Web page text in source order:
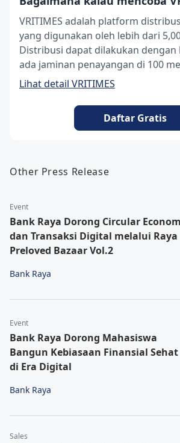
VRITIMES adalah platform
yang digunakan oleh lebih dari
Distribusi dapat dilakukan dengan
ada jaminan penayangan di 100
Lihat detail VRITIMES
Daftar Gratis
Other Press Release
Event
Bank Raya Dorong Circular
dan Transaksi Digital melalui Raya
Preloved Bazaar Vol.2
Bank Raya
Event
Bank Raya Dorong Mahasiswa
Bangun Kebiasaan Finansial Sehat
di Era Digital
Bank Raya
Sales